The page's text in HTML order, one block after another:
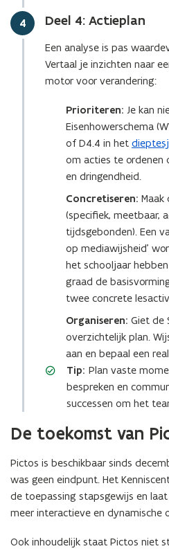
v
e
n
Stap
4 Deel 4: Actieplan
Een analyse is pas
Vertaal je inzichten naar
motor voor verandering:
Prioriteren: Je kan
Eisenhowerschema
of D4.4 in het (
b
e
s
t
a
n
d
o
p
n
t
n
n
u
w
v
e
n
t
om acties te ordenen
en dringendheid.
Concretiseren: Maak
(specifiek, meetbaar,
tijdsgebonden). Een
op mediawijsheid’
het schooljaar
graad de
twee concrete
Organiseren: Giet de
overzichtelijk plan.
aan en bepaal een
Tip: Plan vaste
bespreken en
successen om het
De toekomst van
Pictos is beschikbaar sinds
was geen eindpunt. Het
de toepassing stapsgewijs en
meer interactieve en dynamische
Ook inhoudelijk staat Pictos niet